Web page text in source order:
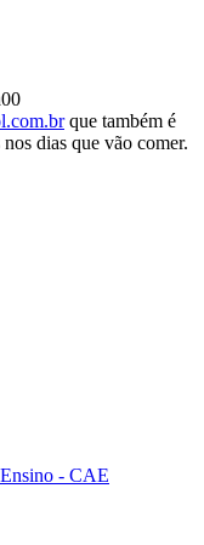
que também é
dias que vão comer.
- CAE